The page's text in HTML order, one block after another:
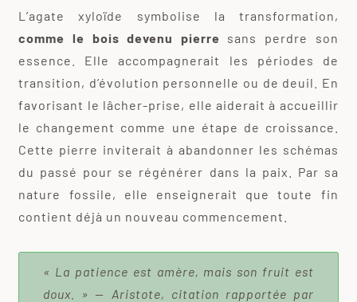
L’agate xyloïde symbolise la transformation,
comme le bois devenu pierre sans perdre son
essence. Elle accompagnerait les périodes de
transition, d’évolution personnelle ou de deuil. En
favorisant le lâcher-prise, elle aiderait à accueillir
le changement comme une étape de croissance.
Cette pierre inviterait à abandonner les schémas
du passé pour se régénérer dans la paix. Par sa
nature fossile, elle enseignerait que toute fin
contient déjà un nouveau commencement.
« La patience est amère, mais son fruit est
doux. » — Aristote, citation rapportée par